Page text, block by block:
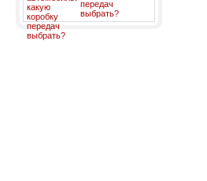
передач
выбрать?